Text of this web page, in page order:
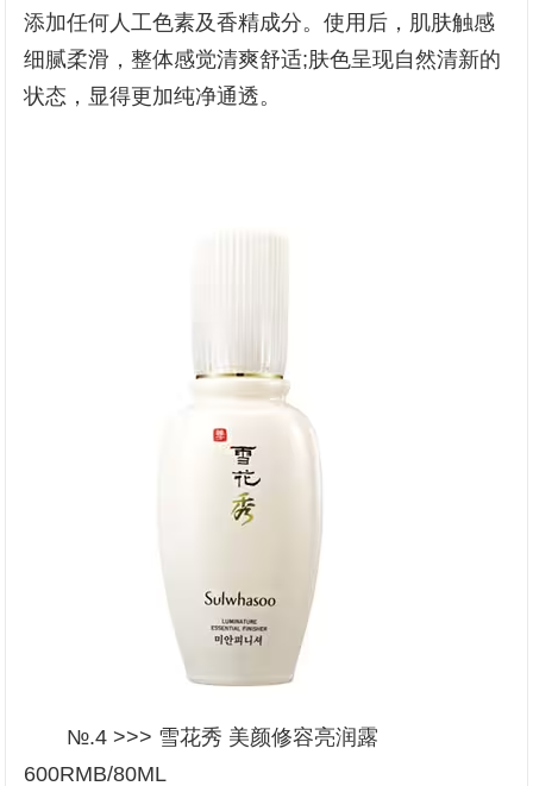
添加任何人工色素及香精成分。使用后，肌肤触感
细腻柔滑，整体感觉清爽舒适;肤色呈现自然清新的
状态，显得更加纯净通透。
№.4 >>> 雪花秀 美颜修容亮润露
600RMB/80ML